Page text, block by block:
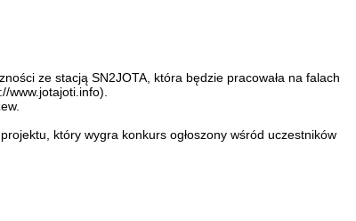
ze stacją SN2JOTA, która będzie pracowała na falach
który wygra konkurs ogłoszony wśród uczestników